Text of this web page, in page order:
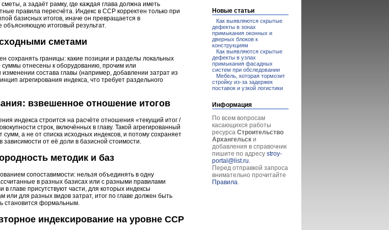
а задаёт рамку, где каждая глава должна иметь
правила пересчёта. Индекс в ССР корректен только при
базисных итогов, иначе он превращается в
объясняющую итоговый результат.
сметами
сохранять границы: какие позиции и разделы локальных
суммы отнесены к оборудованию, прочим или
состава главы (например, добавлении затрат из
агрегирования индекса, что требует раздельного
взвешенное отношение итогов
индекса строится на расчёте отношения «текущий итог /
строк, включённых в главу. Такой агрегированный
сумм, а не от списка исходных индексов, и потому сохраняет
от её доли в базисной стоимости.
методик и баз
сопоставимости: нельзя объединять в одну
в разных базисах или с разными правилами
в главе присутствуют части, для которых индексы
для разных видов затрат, итог по главе должен быть
становится формальным.
индексирование на уровне ССР
Новые статьи
Как выявляются скрытые
дефекты в зонах
примыкания оконных и
дверных блоков к
конструкциям
Как выявляются скрытые
дефекты в узлах
примыкания фасадных
систем при обследовании
Мебель, которая тормозит
стройку из-за задержек
поставок и узкой логистики
Информация
По всем вопросам
касающихся работы
ресурса Строительство
Архангельск и
добавления в справочник
пишите по адресу stroy-
portal@list.ru.
Перед отправкой запроса
внимательно прочитайте
Правила.